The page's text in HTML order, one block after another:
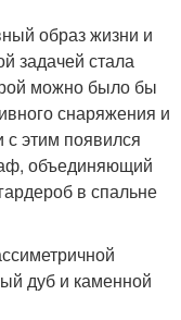
образ жизни и
задачей стала
можно было бы
снаряжения и
этим появился
объединяющий
в спальне
дуб и каменной